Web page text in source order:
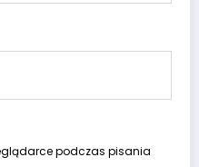
podczas pisania